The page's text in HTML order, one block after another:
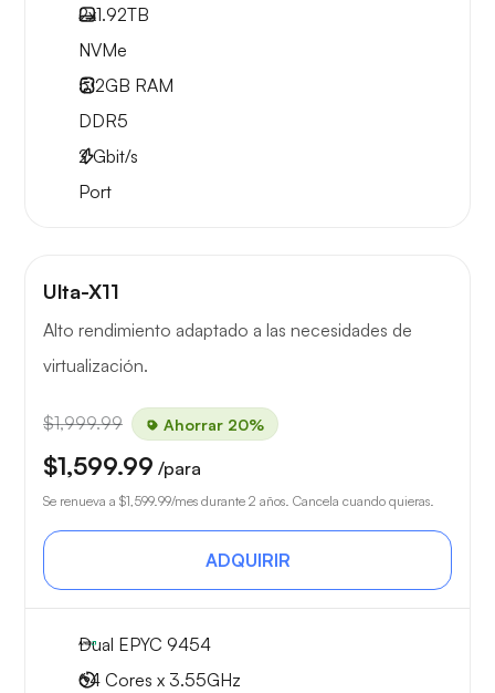
2x1.92TB
NVMe
512GB RAM
DDR5
2Gbit/s
Port
Ulta-X11
Alto rendimiento adaptado a las necesidades de
virtualización.
$1,999.99 Ahorrar 20%
$1,599.99 /para
Se renueva a $1,599.99/mes durante 2 años. Cancela cuando quieras.
ADQUIRIR
Dual EPYC 9454
64 Cores x 3.55GHz